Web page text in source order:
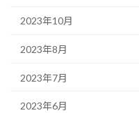
2023年10月
2023年8月
2023年7月
2023年6月